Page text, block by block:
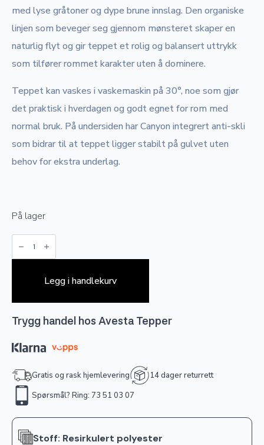
med lyse gråtoner og dype brune innslag. Den organiske
linjen som beveger seg gjennom mønsteret skaper en
naturlig flyt og gir teppet et rolig og balansert uttrykk
som tilfører rommet karakter uten å dominere.
Teppet kan vaskes i vaskemaskin på 30°, noe som gjør
det praktisk i hverdagen og godt egnet for rom med
normal bruk. På undersiden har Canyon integrert anti-skli
som bidrar til at teppet ligger stabilt på gulvet uten
behov for ekstra underlag.
På lager
Canyon
antall
Legg i handlekurv
Trygg handel hos Avesta Tepper
Gratis og rask hjemlevering
14 dager returrett
Spørsmål? Ring: 73 51 03 07
Stoff: Resirkulert polyester